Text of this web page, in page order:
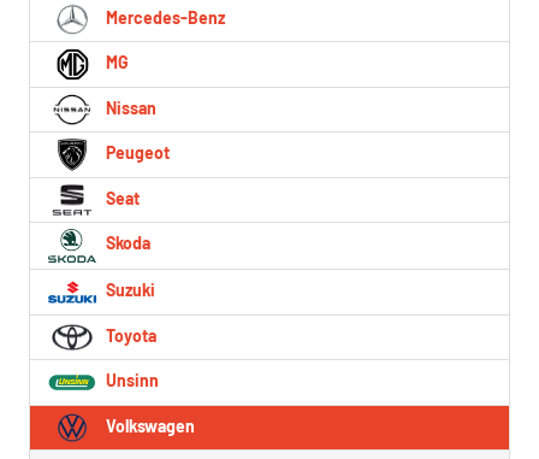
Mercedes-Benz
MG
Nissan
Peugeot
Seat
Skoda
Suzuki
Toyota
Unsinn
Volkswagen